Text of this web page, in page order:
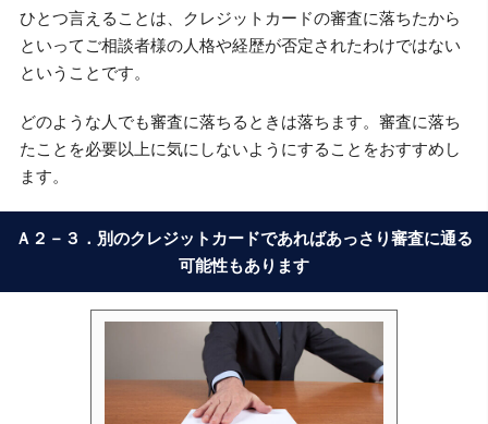
ひとつ言えることは、クレジットカードの審査に落ちたから
といってご相談者様の人格や経歴が否定されたわけではない
ということです。
どのような人でも審査に落ちるときは落ちます。審査に落ち
たことを必要以上に気にしないようにすることをおすすめし
ます。
Ａ２－３．別のクレジットカードであればあっさり審査に通る
可能性もあります